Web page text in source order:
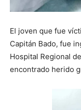
El joven que fue
Capitán Bado, fue
Hospital Regional
encontrado herido